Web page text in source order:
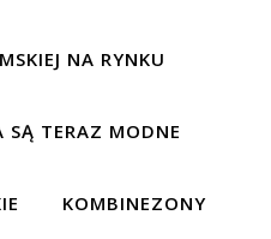
NA RYNKU
SĄ TERAZ MODNE
KOMBINEZONY